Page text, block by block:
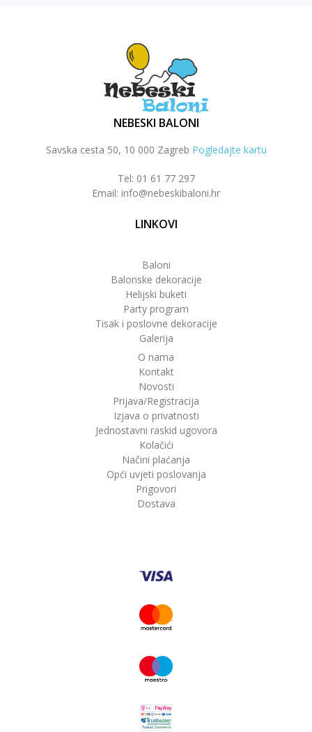
NEBESKI BALONI
Savska cesta 50, 10 000 Zagreb Pogledajte kartu
Tel: 01 61 77 297
Email: info@nebeskibaloni.hr
LINKOVI
Baloni
Balonske dekoracije
Helijski buketi
Party program
Tisak i poslovne dekoracije
Galerija
O nama
Kontakt
Novosti
Prijava/Registracija
Izjava o privatnosti
Jednostavni raskid ugovora
Kolačići
Načini plaćanja
Opći uvjeti poslovanja
Prigovori
Dostava